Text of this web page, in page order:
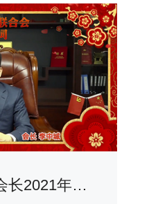
山西省商业联合会会长2021年新春贺词